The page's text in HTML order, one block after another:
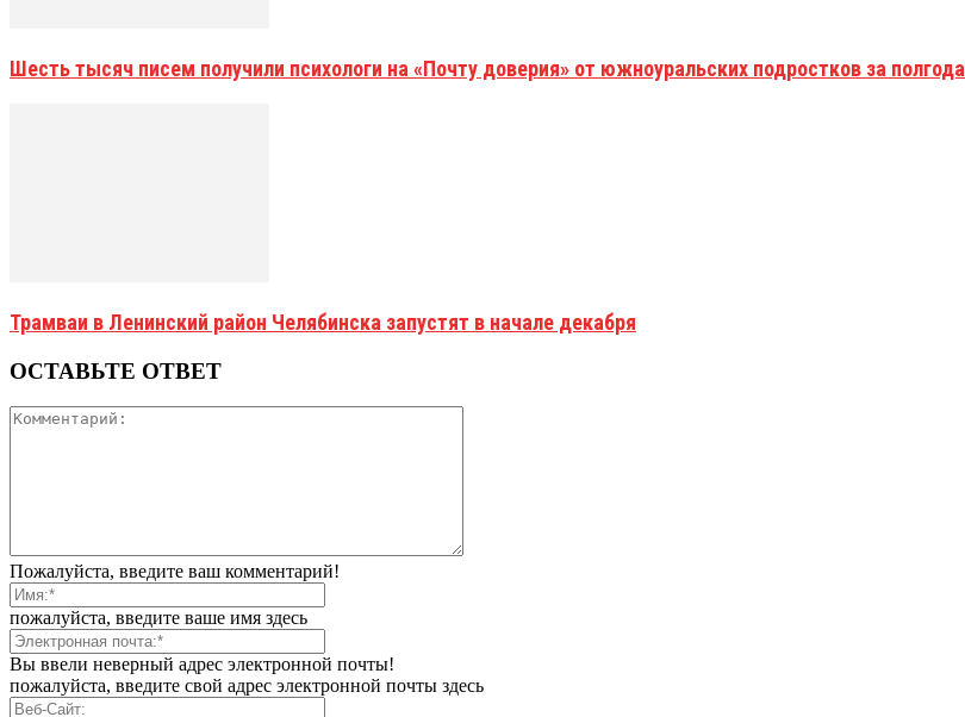
Шесть тысяч писем получили психологи на «Почту доверия» от южноуральских подростков за полгода
Трамваи в Ленинский район Челябинска запустят в начале декабря
ОСТАВЬТЕ ОТВЕТ
Пожалуйста, введите ваш комментарий!
пожалуйста, введите ваше имя здесь
Вы ввели неверный адрес электронной почты!
пожалуйста, введите свой адрес электронной почты здесь